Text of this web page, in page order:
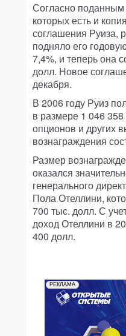
Согласно
которых есть и
соглашения Руиза,
подняло его
7,4%, и теперь она
долл. Новое
декабря.
В 2006 году Руиз
в размере 1 046
опционов и других
вознаграждения
Размер
оказался
генерального
Пола Отеллини,
700 тыс. долл. С
доход Отеллини в
400 долл.
РЕКЛАМА